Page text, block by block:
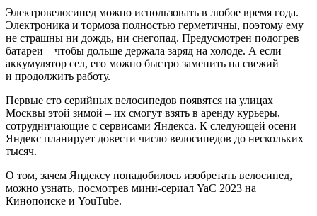
Электровелосипед можно использовать в любое время года.
Электроника и тормоза полностью герметичны, поэтому ему
не страшны ни дождь, ни снегопад. Предусмотрен подогрев
батареи – чтобы дольше держала заряд на холоде. А если
аккумулятор сел, его можно быстро заменить на свежий
и продолжить работу.
Первые сто серийных велосипедов появятся на улицах
Москвы этой зимой – их смогут взять в аренду курьеры,
сотрудничающие с сервисами Яндекса. К следующей осени
Яндекс планирует довести число велосипедов до нескольких
тысяч.
О том, зачем Яндексу понадобилось изобретать велосипед,
можно узнать, посмотрев мини-сериал YaC 2023 на
Кинопоиске и YouTube.